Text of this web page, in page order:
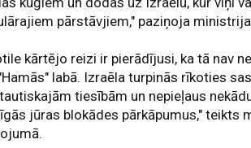
pārstāvjiem," paziņoja
kārtējo reizi ir pierādījusi, ka tā nav
labā. Izraēla turpinās rīkoties
tiesībām un nepieļaus
jūras blokādes pārkāpumus," teikts